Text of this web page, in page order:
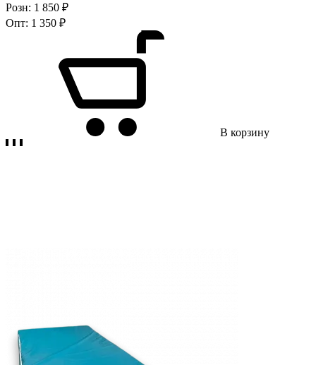
Розн: 1 850 ₽
Опт: 1 350 ₽
В корзину